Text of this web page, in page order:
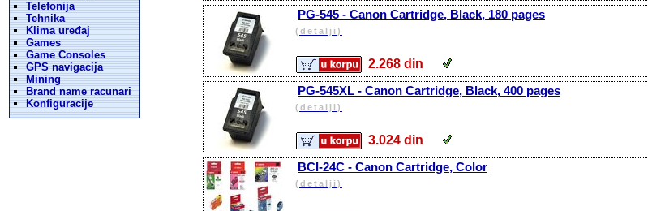
Telefonija
Tehnika
Klima uređaj
Games
Game Consoles
GPS navigacija
Mining
Brand name racunari
Konfiguracije
PG-545 - Canon Cartridge, Black, 180 pages
(detalji)
2.268 din
PG-545XL - Canon Cartridge, Black, 400 pages
(detalji)
3.024 din
BCI-24C - Canon Cartridge, Color
(detalji)